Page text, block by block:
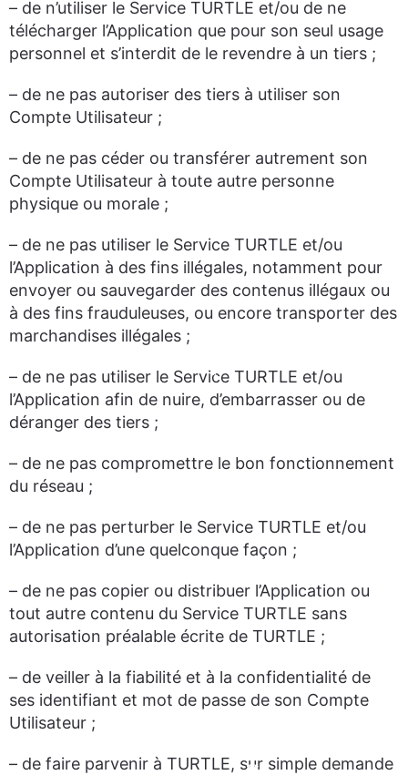
– de n’utiliser le Service TURTLE et/ou de ne
télécharger l’Application que pour son seul usage
personnel et s’interdit de le revendre à un tiers ;
– de ne pas autoriser des tiers à utiliser son
Compte Utilisateur ;
– de ne pas céder ou transférer autrement son
Compte Utilisateur à toute autre personne
physique ou morale ;
– de ne pas utiliser le Service TURTLE et/ou
l’Application à des fins illégales, notamment pour
envoyer ou sauvegarder des contenus illégaux ou
à des fins frauduleuses, ou encore transporter des
marchandises illégales ;
– de ne pas utiliser le Service TURTLE et/ou
l’Application afin de nuire, d’embarrasser ou de
déranger des tiers ;
– de ne pas compromettre le bon fonctionnement
du réseau ;
– de ne pas perturber le Service TURTLE et/ou
l’Application d’une quelconque façon ;
– de ne pas copier ou distribuer l’Application ou
tout autre contenu du Service TURTLE sans
autorisation préalable écrite de TURTLE ;
– de veiller à la fiabilité et à la confidentialité de
ses identifiant et mot de passe de son Compte
Utilisateur ;
– de faire parvenir à TURTLE, sur simple demande